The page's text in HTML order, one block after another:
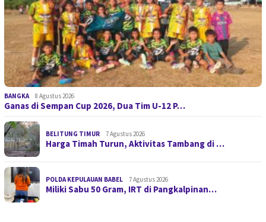
BANGKA 8 Agustus 2026
Ganas di Sempan Cup 2026, Dua Tim U-12 P…
BELITUNG TIMUR 7 Agustus 2026
Harga Timah Turun, Aktivitas Tambang di …
POLDA KEPULAUAN BABEL 7 Agustus 2026
Miliki Sabu 50 Gram, IRT di Pangkalpinan…